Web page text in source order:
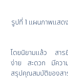
รูปที่ 1 แผนภาพแสด
โดยนิยามแล้ว สาร
ง่าย สะดวก มีความ
สรุปคุณสมบัติของสา